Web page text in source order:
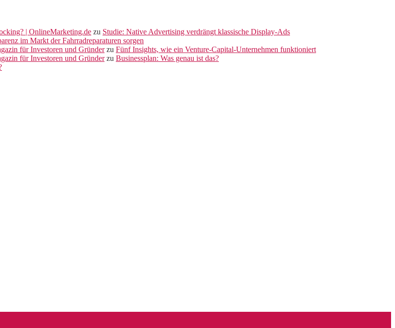
| OnlineMarketing.de zu Studie: Native Advertising verdrängt klassische Display-Ads
im Markt der Fahrradreparaturen sorgen
für Investoren und Gründerzu Fünf Insights, wie ein Venture-Capital-Unternehmen funktioniert
für Investoren und Gründerzu Businessplan: Was genau ist das?